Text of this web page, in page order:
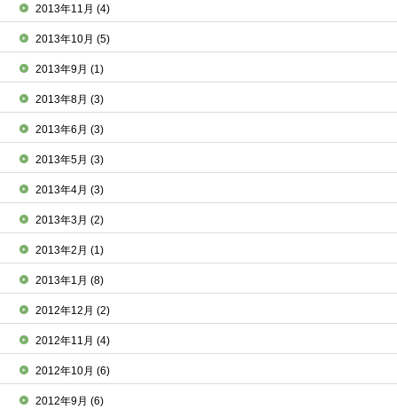
2013年11月(4)
2013年10月(5)
2013年9月(1)
2013年8月(3)
2013年6月(3)
2013年5月(3)
2013年4月(3)
2013年3月(2)
2013年2月(1)
2013年1月(8)
2012年12月(2)
2012年11月(4)
2012年10月(6)
2012年9月(6)